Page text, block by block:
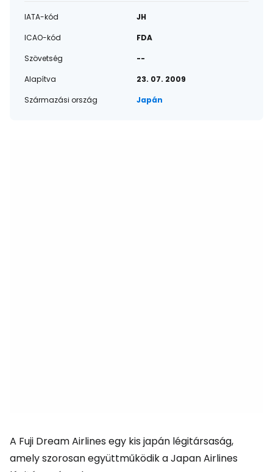
IATA-kód
JH
ICAO-kód
FDA
Szövetség
--
Alapítva
23. 07. 2009
Származási ország
Japán
A Fuji Dream Airlines egy kis japán légitársaság,
amely szorosan együttműködik a Japan Airlines